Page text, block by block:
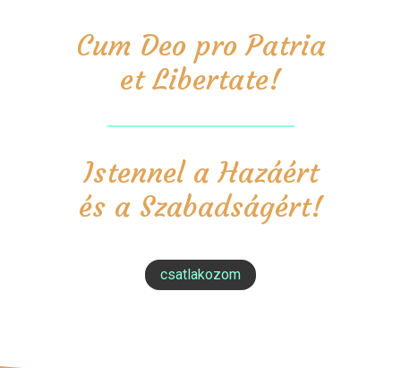
Cum Deo pro Patria
et Libertate!
Istennel a Hazáért
és a Szabadságért!
csatlakozom